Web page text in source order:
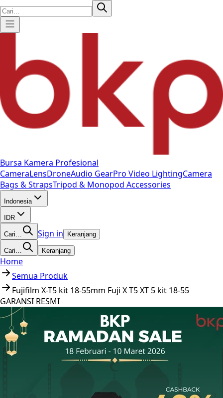
Bursa Kamera Profesional
CameraLensDroneAudio GearPro Video LightingCamera
Bags & StrapsTripod & Monopod Accessories
Indonesia
IDR
Cari… Sign in Keranjang
Cari… Keranjang
Home
Semua Produk
Fujifilm X-T5 kit 18-55mm Fuji X T5 XT 5 kit 18-55
GARANSI RESMI